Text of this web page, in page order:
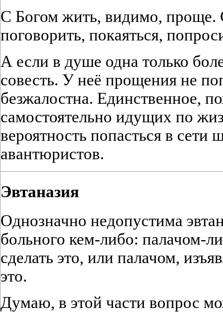
С Богом жить, видимо,
поговорить, покаяться,
А если в душе одна только
совесть. У неё прощения не
безжалостна. Единственное,
самостоятельно идущих по
вероятность попасться в сети
авантюристов.
Эвтаназия
Однозначно недопустима
больного кем-либо: палачом-
сделать это, или палачом,
это.
Думаю, в этой части вопрос